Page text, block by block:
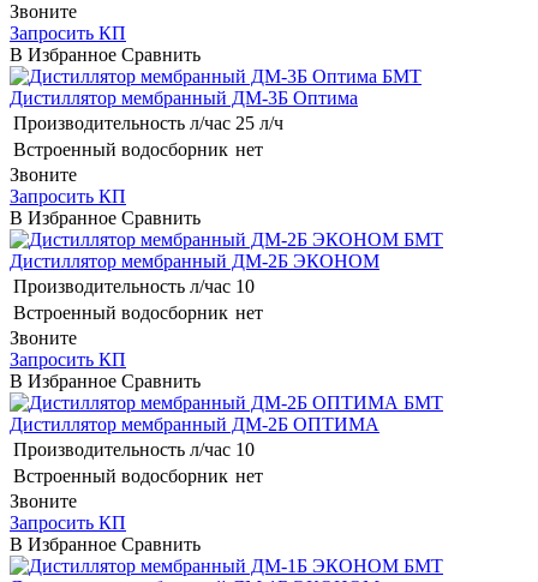
Звоните
Запросить КП
В Избранное Сравнить
БМТ
Дистиллятор мембранный ДМ-3Б Оптима
Производительность л/час 25 л/ч
Встроенный водосборник нет
Звоните
Запросить КП
В Избранное Сравнить
БМТ
Дистиллятор мембранный ДМ-2Б ЭКОНОМ
Производительность л/час 10
Встроенный водосборник нет
Звоните
Запросить КП
В Избранное Сравнить
БМТ
Дистиллятор мембранный ДМ-2Б ОПТИМА
Производительность л/час 10
Встроенный водосборник нет
Звоните
Запросить КП
В Избранное Сравнить
БМТ